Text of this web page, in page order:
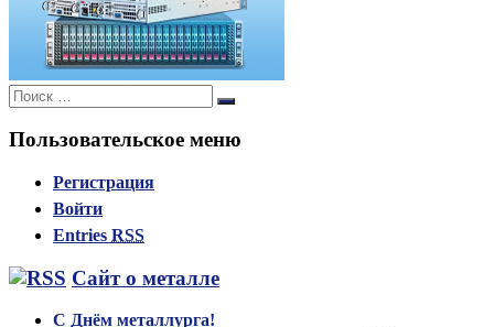
Поиск:
Поиск
Пользовательское меню
Регистрация
Войти
Entries RSS
Сайт о металле
С Днём металлурга!